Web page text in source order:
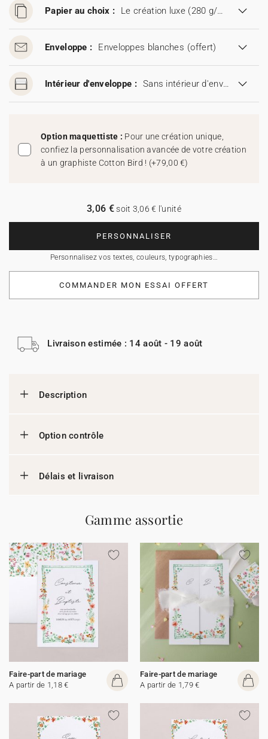
Papier au choix : Le création luxe (280 g/m²)
Enveloppe : Enveloppes blanches (offert)
Intérieur d'enveloppe : Sans intérieur d'enveloppe
Option maquettiste : Pour une création unique,
confiez la personnalisation avancée de votre création
à un graphiste Cotton Bird ! (+79,00 €)
PERSONNALISER
Personnalisez vos textes, couleurs, typographies…
3,06 €soit 3,06 € l'unité
COMMANDER MON ESSAI OFFERT
Livraison estimée : 14 août - 19 août
Description
Option contrôle
Délais et livraison
Gamme assortie
Faire-part de mariage
A partir de 1,18 €
Faire-part de mariage
A partir de 1,79 €